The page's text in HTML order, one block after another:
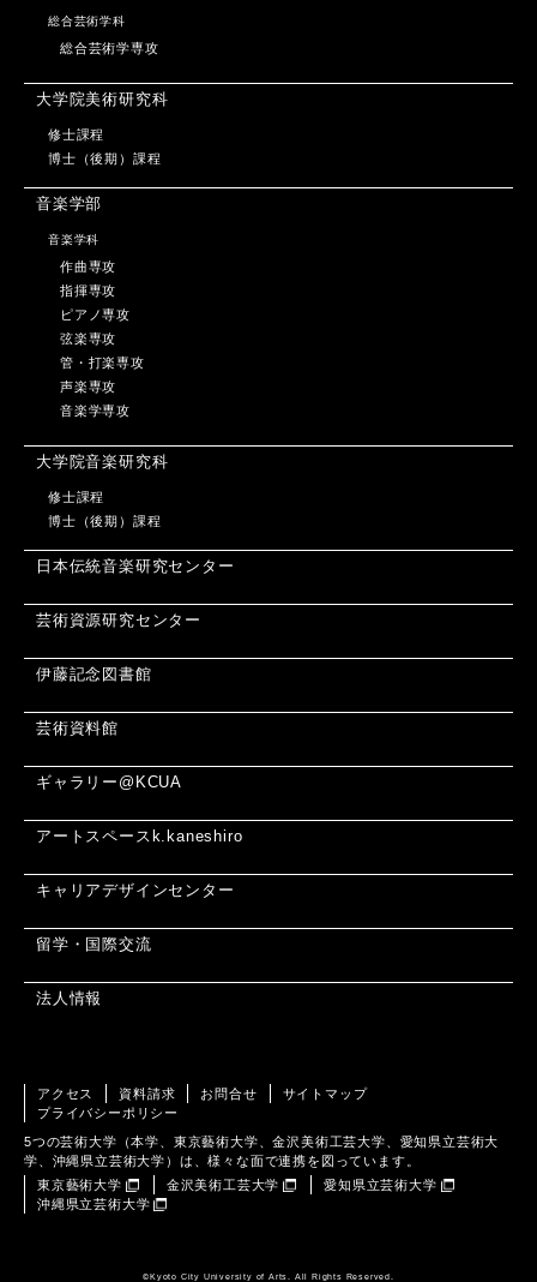
総合芸術学科
総合芸術学専攻
大学院美術研究科
修士課程
博士（後期）課程
音楽学部
音楽学科
作曲専攻
指揮専攻
ピアノ専攻
弦楽専攻
管・打楽専攻
声楽専攻
音楽学専攻
大学院音楽研究科
修士課程
博士（後期）課程
日本伝統音楽研究センター
芸術資源研究センター
伊藤記念図書館
芸術資料館
ギャラリー@KCUA
アートスペースk.kaneshiro
キャリアデザインセンター
留学・国際交流
法人情報
アクセス 資料請求 お問合せ
サイトマップ
プライバシーポリシー
5つの芸術大学（本学、東京藝術大学、金沢美術工芸大学、愛知県立芸術大
学、沖縄県立芸術大学）は、様々な面で連携を図っています。
東京藝術大学
金沢美術工芸大学
愛知県立芸術大学
沖縄県立芸術大学
©️Kyoto City University of Arts. All Rights Reserved.